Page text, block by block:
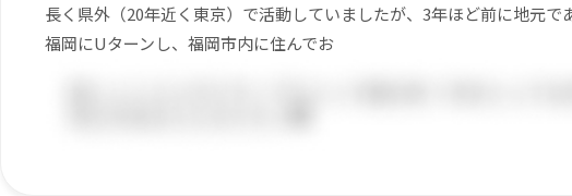
長く県外（20年近く東京）で活動していましたが、3年ほど前に地元で
福岡にUターンし、福岡市内に住んでお